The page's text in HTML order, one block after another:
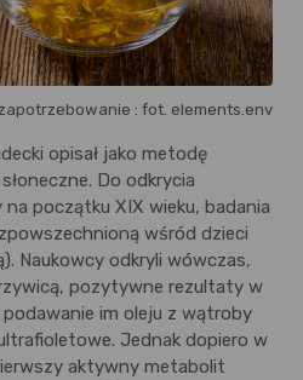
: fot.
opisał jako metodę
Do odkrycia
początku XIX wieku, badania
wśród dzieci
Naukowcy odkryli wówczas,
pozytywne rezultaty w
im oleju z wątroby
Jednak dopiero w
aktywny metabolit